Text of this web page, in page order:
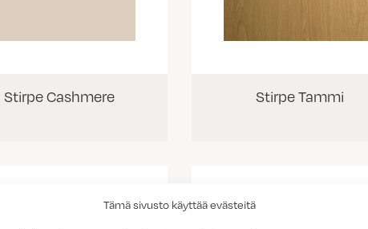
Tämä sivusto käyttää evästeitä
Stirpe Cashmere
Stirpe Tammi